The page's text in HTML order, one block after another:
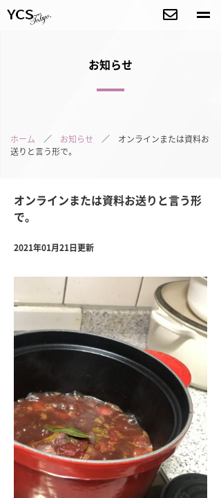
お知らせ
ホーム ／ お知らせ ／ オンラインまたは資料お
送りと言う形で。
オンラインまたは資料お送りと言う形
で。
2021年01月21日更新